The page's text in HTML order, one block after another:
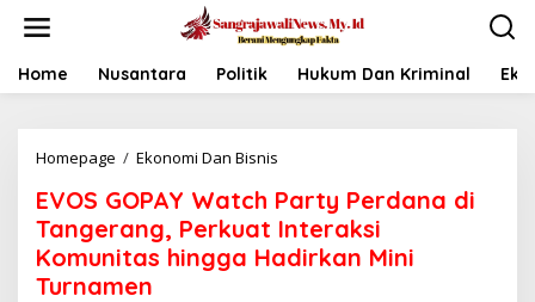
t
Home Nusantara Politik Hukum Dan Kriminal
Homepage / Ekonomi Dan Bisnis
O
S
G
O
EVOS GOPAY Watch Party Perdana di
Tangerang, Perkuat Interaksi
Komunitas hingga Hadirkan Mini
Turnamen